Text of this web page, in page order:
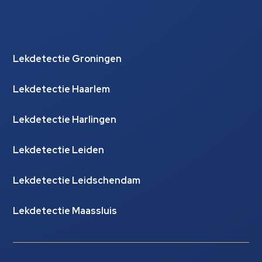
Lekdetectie Groningen
Lekdetectie Haarlem
Lekdetectie Harlingen
Lekdetectie Leiden
Lekdetectie Leidschendam
Lekdetectie Maassluis